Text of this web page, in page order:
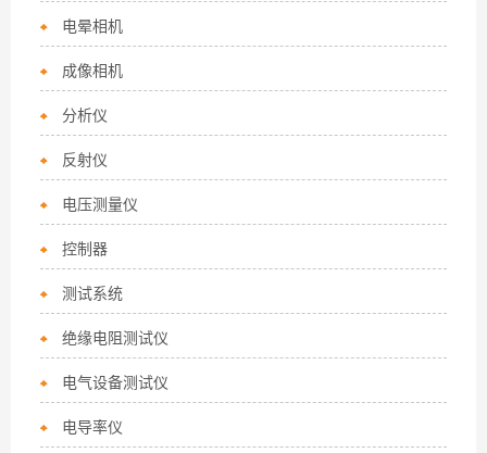
电晕相机
成像相机
分析仪
反射仪
电压测量仪
控制器
测试系统
绝缘电阻测试仪
电气设备测试仪
电导率仪